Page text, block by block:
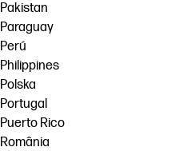
Pakistan
Paraguay
Perú
Philippines
Polska
Portugal
Puerto Rico
România